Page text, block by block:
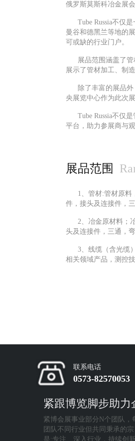
俄罗斯莫斯科冶金展
Tube Russia不仅
曼谷和德黑兰等地的
可或缺的行业门户。
展品范围涵盖了
展示了管材加工、制
除了丰富的展品外
央展览中心作为此次
Tube Russia不仅
平台，助力参展商与
展品范围
1、管材:管材原
件，接头及连接件，
2、冶金原材料；
头及连接件，三通，
3、线缆（含光缆
相关领域产品，测控
联系电话
0573-82570053
紧跟博览脚步助力
紧博会展事业部分N个团队，
团队不同行业但共同秉承的宗
是:专注、深入行业，持续创新